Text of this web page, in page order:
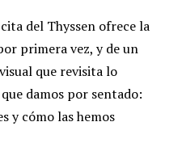
del Thyssen ofrece la
primera vez, y de un
que revisita lo
damos por sentado:
y cómo las hemos